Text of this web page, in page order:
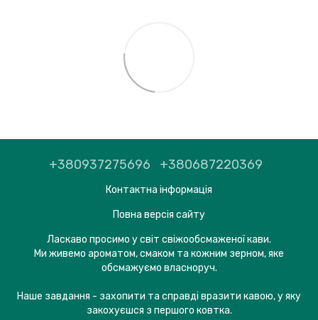
+380937275696 +380687220369
Контактна інформація
Повна версія сайту
Ласкаво просимо у світ свіжообсмаженої кави.
Ми живемо ароматом, смаком та кожним зерном, яке
обсмажуємо власноруч.
Наше завдання - захопити та справді вразити кавою, у яку
закохуєшся з першого ковтка.